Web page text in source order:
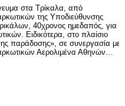
στα Τρίκαλα, από
της Υποδιεύθυνσης
40χρονος ημεδαπός, για
Ειδικότερα, στο πλαίσιο
παράδοσης», σε συνεργασία με
Αερολιμένα Αθηνών…